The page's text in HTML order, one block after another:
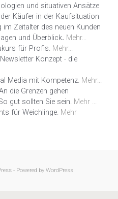
und situativen Ansätze
Käufer in der Kaufsituation
im Zeitalter des neuen Kunden
und Überblick. Mehr...
für Profis. Mehr...
Konzept - die
Media mit Kompetenz. Mehr...
die Grenzen gehen
gut sollten Sie sein. Mehr ...
für Weichlinge. Mehr
- Powered by WordPress